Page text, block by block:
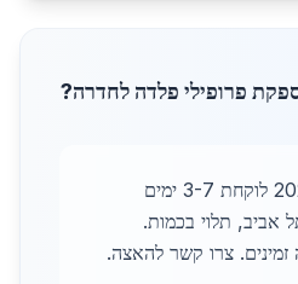
פרופילי פלדה לחדרה?
אספקה לחדרה ב-2026 לוקחת 3-7 ימים
אביב, תלוי בכמות.
זמינים. צרו קשר להאצה.